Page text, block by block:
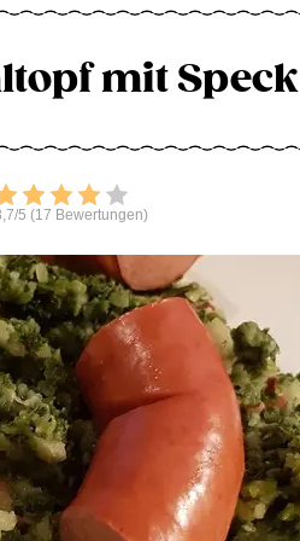
mit Speck
Bewerten
5 (17 Bewertungen)